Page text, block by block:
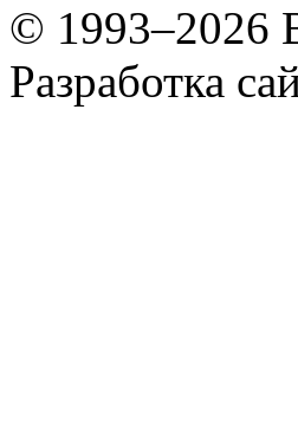
© 1993–2026
Разработка